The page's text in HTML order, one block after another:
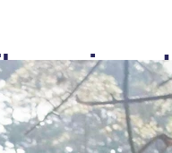
Kliniken
die